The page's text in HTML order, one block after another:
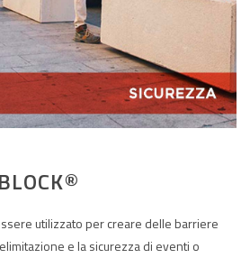
utilizzato per creare delle barriere
e la sicurezza di eventi o